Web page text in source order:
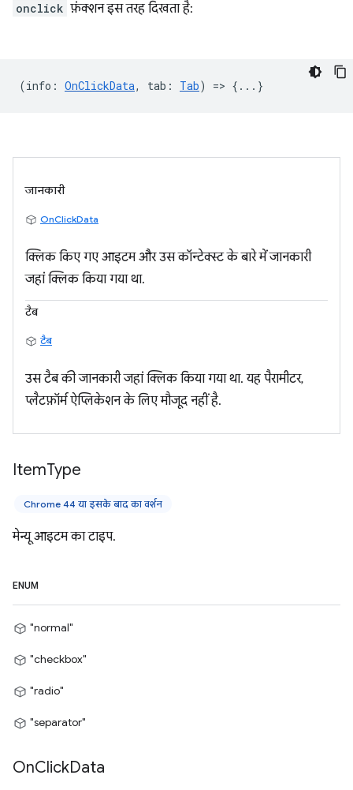
onclick फ़ंक्शन इस तरह दिखता है:
(info : OnClickData, tab : Tab) => {...}
जानकारी
OnClickData
क्लिक किए गए आइटम और उस कॉन्टेक्स्ट के बारे में जानकारी
जहां क्लिक किया गया था.
टैब
टैब
उस टैब की जानकारी जहां क्लिक किया गया था. यह पैरामीटर,
प्लैटफ़ॉर्म ऐप्लिकेशन के लिए मौजूद नहीं है.
ItemType
Chrome 44 या इसके बाद का वर्शन
मेन्यू आइटम का टाइप.
ENUM
"normal"
"checkbox"
"radio"
"separator"
OnClickData